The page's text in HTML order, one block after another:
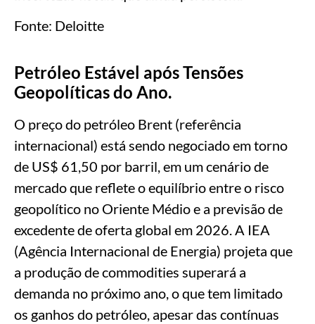
Fonte: Deloitte
Petróleo Estável após Tensões
Geopolíticas do Ano.
O preço do petróleo Brent (referência
internacional) está sendo negociado em torno
de US$ 61,50 por barril, em um cenário de
mercado que reflete o equilíbrio entre o risco
geopolítico no Oriente Médio e a previsão de
excedente de oferta global em 2026. A IEA
(Agência Internacional de Energia) projeta que
a produção de commodities superará a
demanda no próximo ano, o que tem limitado
os ganhos do petróleo, apesar das contínuas